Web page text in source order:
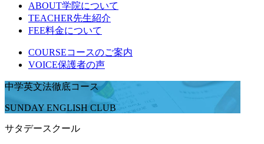
ABOUT学院について
TEACHER先生紹介
FEE料金について
COURSEコースのご案内
VOICE保護者の声
中学英文法徹底コース
SUNDAY ENGLISH CLUB
サタデースクール